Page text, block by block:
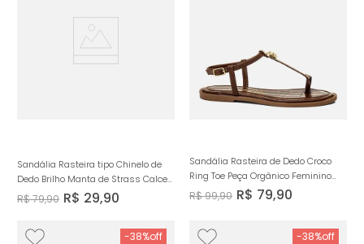
Sandália Rasteira tipo Chinelo de
Dedo Brilho Manta de Strass Calce
Prático Regulagem Feminino Milano
Rosado 13932
R$79,90 R$ 29,90
Sandália Rasteira de Dedo Croco
Ring Toe Peça Orgânico Feminino
Milano Marrom 14200
R$99,90 R$ 79,90
-38% -38%